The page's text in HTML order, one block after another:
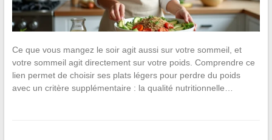
Ce que vous mangez le soir agit aussi sur votre sommeil, et
votre sommeil agit directement sur votre poids. Comprendre ce
lien permet de choisir ses plats légers pour perdre du poids
avec un critère supplémentaire : la qualité nutritionnelle…